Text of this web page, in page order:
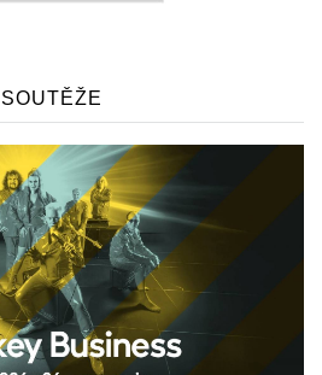
SOUTĚŽE